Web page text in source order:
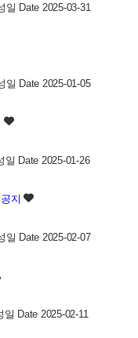
일 Date 2025-03-31
일 Date 2025-01-05
일 Date 2025-01-26
공지
일 Date 2025-02-07
일 Date 2025-02-11